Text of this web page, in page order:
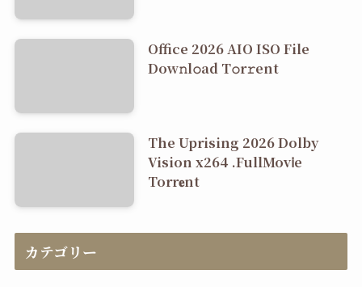
Office 2026 AIO ISO File
Dоw𝚗l𝚘ad T𝚘r𝚛ent
The Uprising 2026 Dolby
Vision x264 .FullMov𝗂e
Torr𝐞nt
カテゴリー